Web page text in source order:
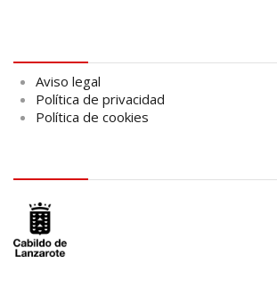
Aviso legal
Política de privacidad
Política de cookies